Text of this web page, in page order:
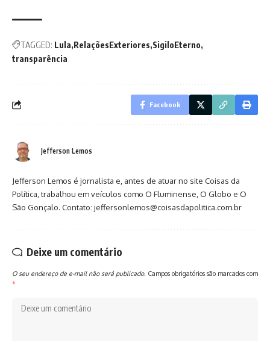
TAGGED: Lula RelaçõesExteriores SigiloEterno
transparência
Facebook
Jefferson Lemos
Jefferson Lemos é jornalista e, antes de atuar no site Coisas da
Política, trabalhou em veículos como O Fluminense, O Globo e O
São Gonçalo. Contato: jeffersonlemos@coisasdapolitica.com.br
Deixe um comentário
O seu endereço de e-mail não será publicado. Campos obrigatórios são marcados com
*